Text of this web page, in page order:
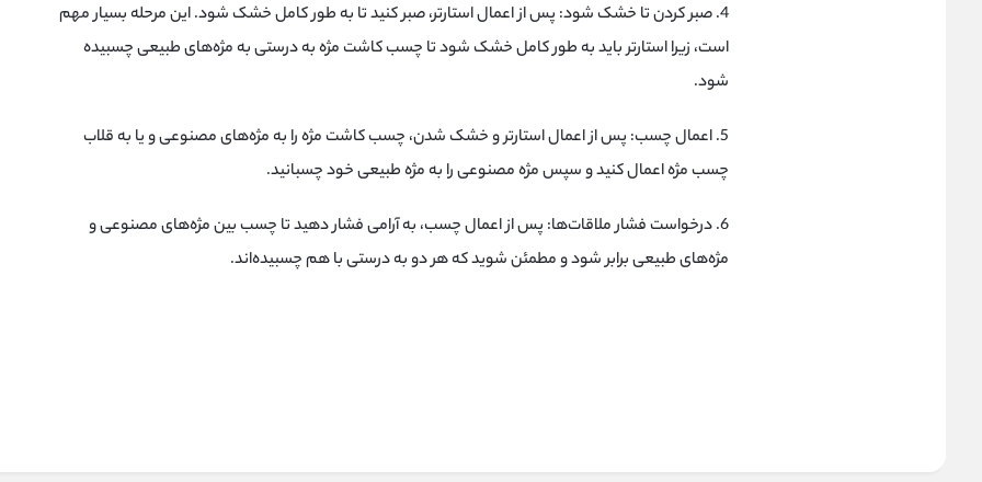
4. صبر کردن تا خشک شود: پس از اعمال استارتر، صبر کنید تا به طور کامل خشک شود. این مرحله بسیار مهم
است، زیرا استارتر باید به طور کامل خشک شود تا چسب کاشت مژه به درستی به مژه‌های طبیعی چسبیده
شود.
5. اعمال چسب: پس از اعمال استارتر و خشک شدن، چسب کاشت مژه را به مژه‌های مصنوعی و یا به قلاب
چسب مژه اعمال کنید و سپس مژه مصنوعی را به مژه طبیعی خود چسبانید.
6. درخواست فشار ملاقات‌ها: پس از اعمال چسب، به آرامی فشار دهید تا چسب بین مژه‌های مصنوعی و
مژه‌های طبیعی برابر شود و مطمئن شوید که هر دو به درستی با هم چسبیده‌اند.